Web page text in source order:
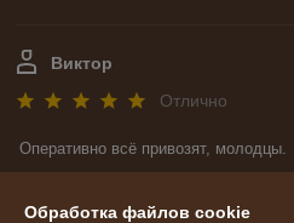
Виктор
Отлично
Оперативно всё привозят, молодцы.
Обработка файлов cookie